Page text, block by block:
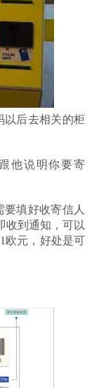
以后去相关的柜
他说明你要寄
填好收寄信人
收到通知，可以
欧元，好处是可